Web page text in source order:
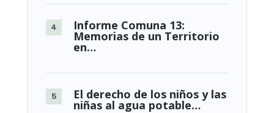
Informe Comuna 13:
Memorias de un Territorio
en…
El derecho de los niños y las
niñas al agua potable…